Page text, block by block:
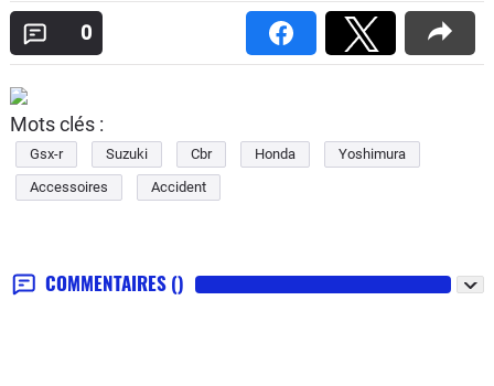
0
Mots clés :
Gsx-r Suzuki Cbr Honda
Yoshimura
Accessoires
Accident
COMMENTAIRES ()